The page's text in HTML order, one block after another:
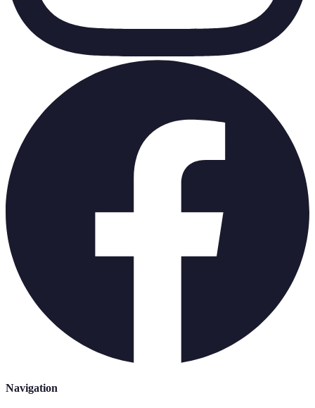
Navigation